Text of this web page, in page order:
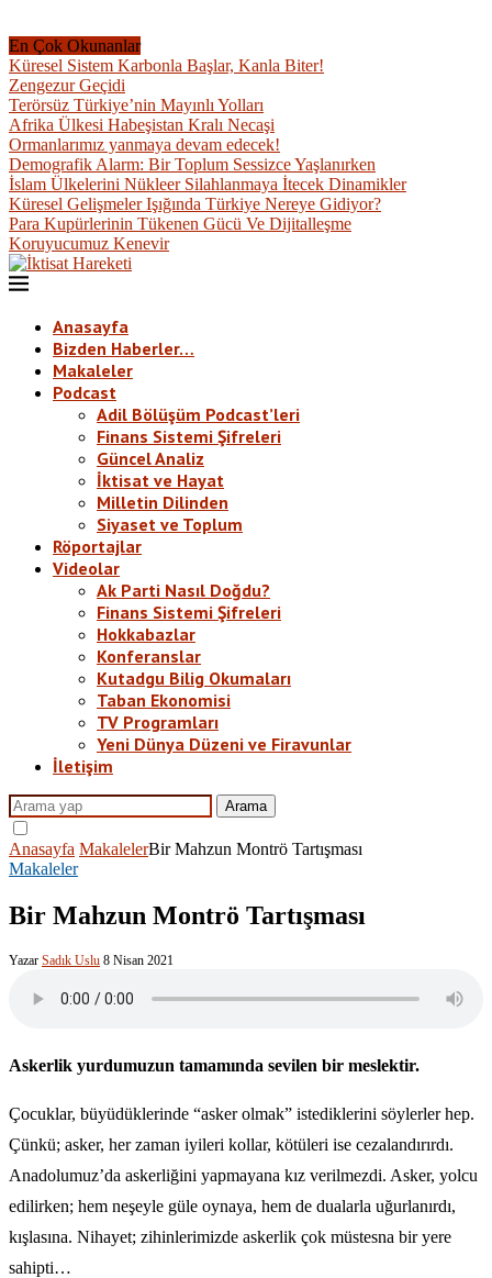
En Çok Okunanlar
Küresel Sistem Karbonla Başlar, Kanla Biter!
Zengezur Geçidi
Terörsüz Türkiye’nin Mayınlı Yolları
Afrika Ülkesi Habeşistan Kralı Necaşi
Ormanlarımız yanmaya devam edecek!
Demografik Alarm: Bir Toplum Sessizce Yaşlanırken
İslam Ülkelerini Nükleer Silahlanmaya İtecek Dinamikler
Küresel Gelişmeler Işığında Türkiye Nereye Gidiyor?
Para Kupürlerinin Tükenen Gücü Ve Dijitalleşme
Koruyucumuz Kenevir
Anasayfa
Bizden Haberler…
Makaleler
Podcast
Adil Bölüşüm Podcast’leri
Finans Sistemi Şifreleri
Güncel Analiz
İktisat ve Hayat
Milletin Dilinden
Siyaset ve Toplum
Röportajlar
Videolar
Ak Parti Nasıl Doğdu?
Finans Sistemi Şifreleri
Hokkabazlar
Konferanslar
Kutadgu Bilig Okumaları
Taban Ekonomisi
TV Programları
Yeni Dünya Düzeni ve Firavunlar
İletişim
Arama
Anasayfa MakalelerBir Mahzun Montrö Tartışması
Makaleler
Bir Mahzun Montrö Tartışması
Yazar Sadık Uslu 8 Nisan 2021
Askerlik yurdumuzun tamamında sevilen bir meslektir.
Çocuklar, büyüdüklerinde “asker olmak” istediklerini söylerler hep.
Çünkü; asker, her zaman iyileri kollar, kötüleri ise cezalandırırdı.
Anadolumuz’da askerliğini yapmayana kız verilmezdi. Asker, yolcu
edilirken; hem neşeyle güle oynaya, hem de dualarla uğurlanırdı,
kışlasına. Nihayet; zihinlerimizde askerlik çok müstesna bir yere
sahipti…